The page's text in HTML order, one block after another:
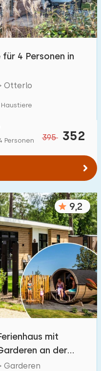
(max. km):
5
28
500 +
4 Personen in
Otterlo
395 352
Personen
9,2
mit
an der
Garderen